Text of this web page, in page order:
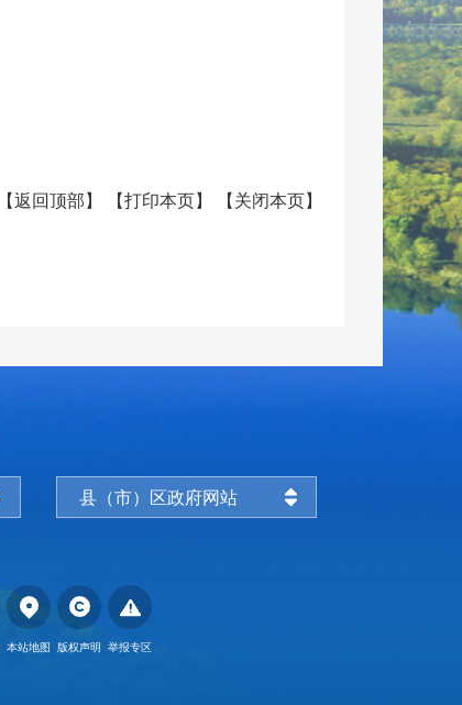
【返回顶部 】 【打印本页】 【 关闭本页】
县（市）区政府网站
本站地图 版权声明 举报专区